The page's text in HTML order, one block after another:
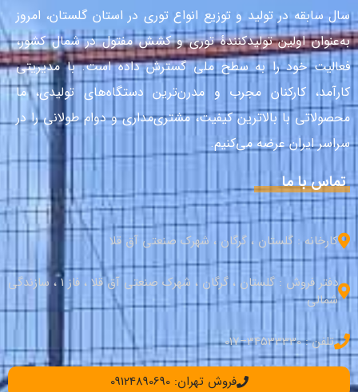
سال سابقه در تولید و توزیع انواع توری در استان گلستان، امروز
به‌عنوان اولین تولیدکنندهٔ توری و کشش مفتول در شمال کشور،
فعالیت خود را به سطح ملی گسترش داده است. با مدیریتی
کارآمد، کارکنان مجرب و مدرن‌ترین دستگاه‌های تولیدی، ما
محصولاتی با بالاترین کیفیت، مشتری‌مداری و دوام طولانی را در
سراسر ایران عرضه می‌کنیم.
تماس با ما
کارخانه : گلستان ، گرگان ، شهرک صنعتی آق قلا
دفتر فروش : گلستان ، گرگان ، شهرک صنعتی آق قلا ، فاز 1 ، سازندگی
شمالی
تلفن : 34533330–017
فروش تهران: 09124890690